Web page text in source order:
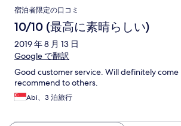
宿泊者限定の口コミ
10/10 (最高に素晴らしい)
2019 年 8 月 13 日
Google で翻訳
Good customer service. Will definitely come
recommend to others.
Abi、3 泊旅行